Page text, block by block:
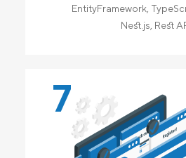
EntityFramework,
Nest.js, Rest
7